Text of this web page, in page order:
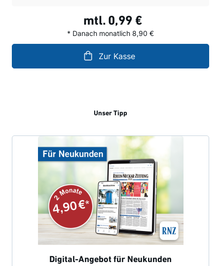
mtl. 0,99 €
* Danach monatlich 8,90 €
Zur Kasse
Unser Tipp
Digital-Angebot für Neukunden